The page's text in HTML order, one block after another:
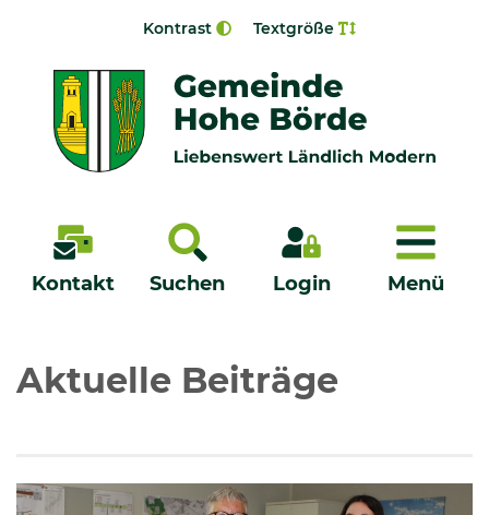
Kontrast Textgröße
Kontakt Suchen Login Menü
Menü
Neuigkeiten
Aktuelle Beiträge